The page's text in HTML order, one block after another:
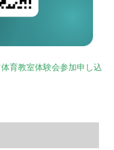
育教室体験会参加申し込